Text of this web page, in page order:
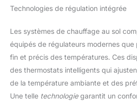
Technologies de régulation intégrée
Les systèmes de chauffage au sol
équipés de régulateurs modernes
fin et précis des températures. Ces
des thermostats intelligents qui
de la température ambiante et des
Une telle technologiegarantit un